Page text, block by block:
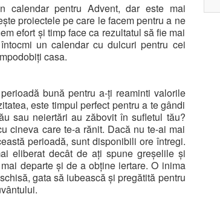
calendar pentru Advent, dar este mai
proiectele pe care le facem pentru a ne
efort și timp face ca rezultatul să fie mai
un calendar cu dulcuri pentru cei
casa.
bună pentru a-ți reaminti valorile
este timpul perfect pentru a te gândi
sau neiertări au zăbovit în sufletul tău?
cineva care te-a rănit. Dacă nu te-ai mai
perioadă, sunt disponibili ore întregi.
eliberat decât de ați spune greșelile și
departe și de a obține iertare. O inima
gata să iubească și pregătită pentru